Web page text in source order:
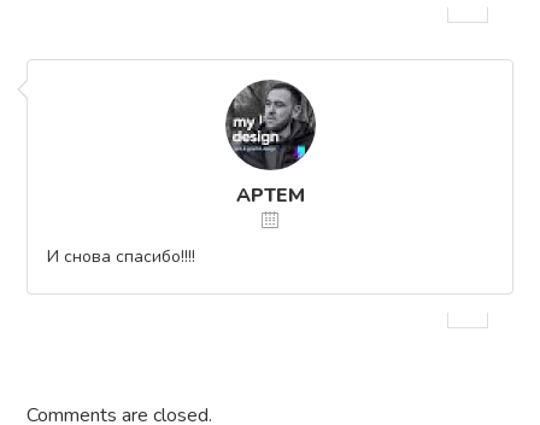
АРТЕМ
И снова спасибо!!!!
Comments are closed.